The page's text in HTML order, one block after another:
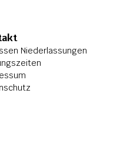
Niederlassungen